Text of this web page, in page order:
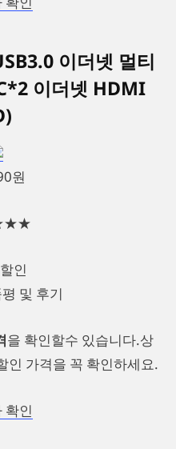
이더넷 멀티
이더넷 HDMI
원
인
및 후기
을 확인할수 있습니다.상
인 가격을 꼭 확인하세요.
확인